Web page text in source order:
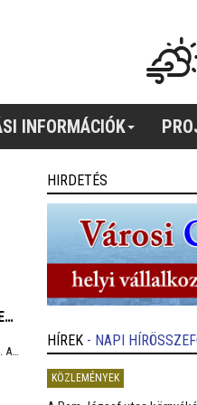
INFORMÁCIÓK
A
HIRDETÉS
HÍREK - NAPI
KÖZLEMÉNYEK